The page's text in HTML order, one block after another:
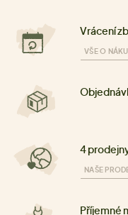
Vrácení
VŠE O
4
NAŠE
Příjemné